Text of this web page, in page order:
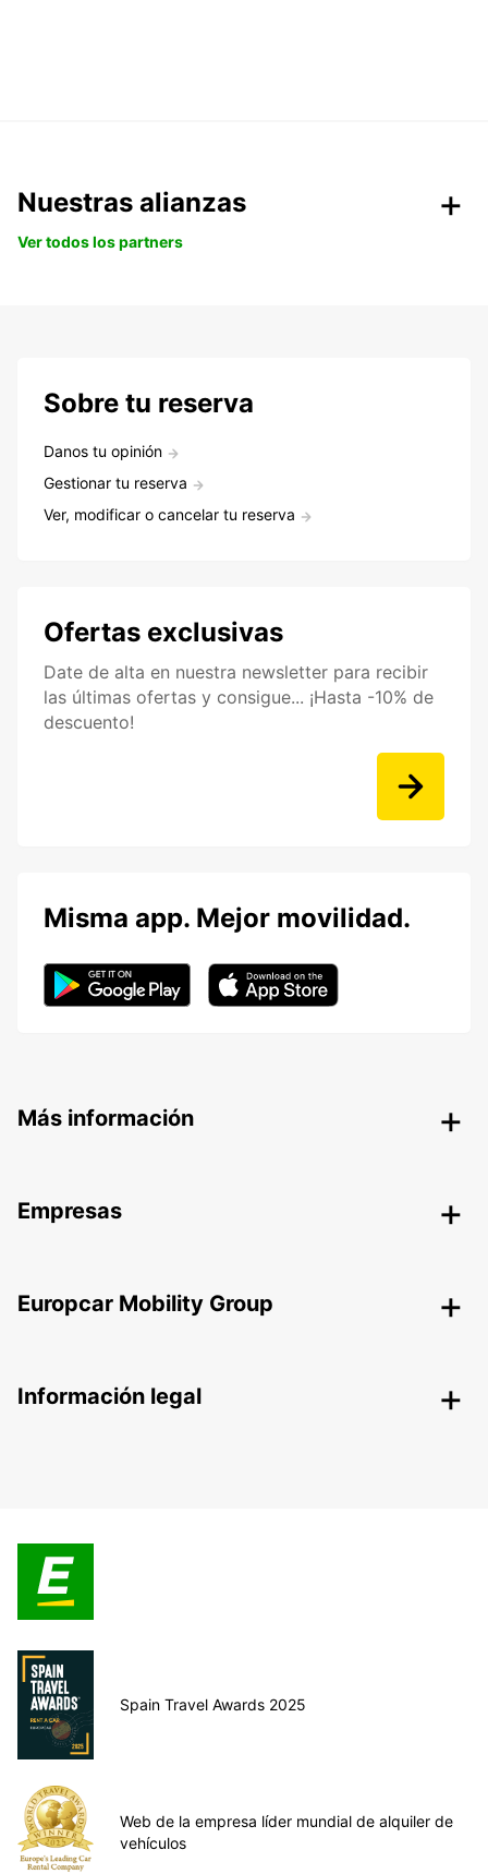
Nuestras alianzas
Ver todos los partners
Sobre tu reserva
Danos tu opinión
Gestionar tu reserva
Ver, modificar o cancelar tu reserva
Ofertas exclusivas
Date de alta en nuestra newsletter para recibir
las últimas ofertas y consigue... ¡Hasta -10% de
descuento!
Misma app. Mejor movilidad.
Más información
Empresas
Europcar Mobility Group
Información legal
Spain Travel Awards 2025
Web de la empresa líder mundial de alquiler de
vehículos